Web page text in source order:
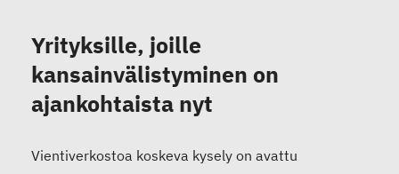
Yrityksille, joille
kansainvälistyminen on
ajankohtaista nyt
Vientiverkostoa koskeva kysely on avattu